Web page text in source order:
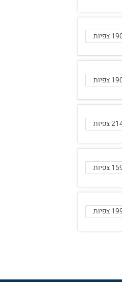
צפיות
צפיות
צפיות
צפיות
צפיות